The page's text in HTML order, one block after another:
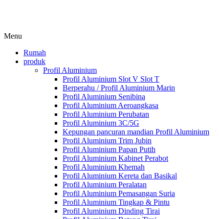
Menu
Rumah
produk
Profil Aluminium
Profil Aluminium Slot V Slot T
Berperahu / Profil Aluminium Marin
Profil Aluminium Senibina
Profil Aluminium Aeroangkasa
Profil Aluminium Perubatan
Profil Aluminium 3C/5G
Kepungan pancuran mandian Profil Aluminium
Profil Aluminium Trim Jubin
Profil Aluminium Papan Putih
Profil Aluminium Kabinet Perabot
Profil Aluminium Khemah
Profil Aluminium Kereta dan Basikal
Profil Aluminium Peralatan
Profil Aluminium Pemasangan Suria
Profil Aluminium Tingkap & Pintu
Profil Aluminium Dinding Tirai